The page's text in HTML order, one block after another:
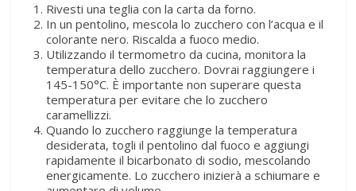
Rivesti una teglia con la carta da forno.
In un pentolino, mescola lo zucchero con l’acqua e il
colorante nero. Riscalda a fuoco medio.
Utilizzando il termometro da cucina, monitora la
temperatura dello zucchero. Dovrai raggiungere i
145-150°C. È importante non superare questa
temperatura per evitare che lo zucchero
caramellizzi.
Quando lo zucchero raggiunge la temperatura
desiderata, togli il pentolino dal fuoco e aggiungi
rapidamente il bicarbonato di sodio, mescolando
energicamente. Lo zucchero inizierà a schiumare e